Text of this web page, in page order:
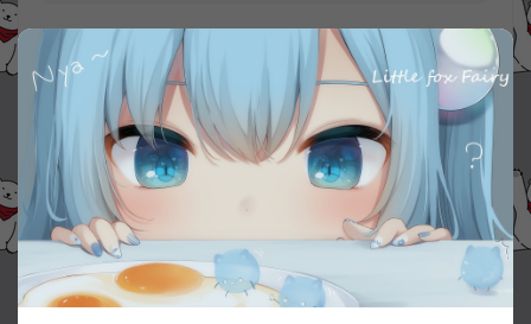
收藏 (0) 打赏 点赞 (
1.本站资源售价只是赞助，收取费用仅维持本站的日常运营所需。
2.若您需要商业运营或用于其他商业活动，请您购买正版授权并合法
使用。